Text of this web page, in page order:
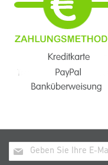
Melden
Sie